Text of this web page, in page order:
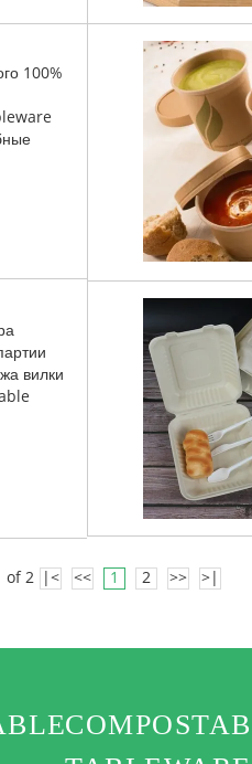
100%
вилки
of 2 |< << 1 2 >> >|